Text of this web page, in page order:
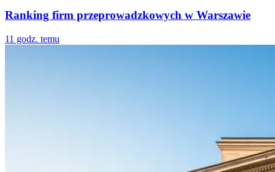
Ranking firm przeprowadzkowych w Warszawie
11 godz. temu